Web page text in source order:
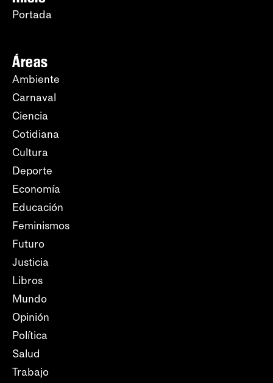
Portada
Áreas
Ambiente
Carnaval
Ciencia
Cotidiana
Cultura
Deporte
Economía
Educación
Feminismos
Futuro
Justicia
Libros
Mundo
Opinión
Política
Salud
Trabajo